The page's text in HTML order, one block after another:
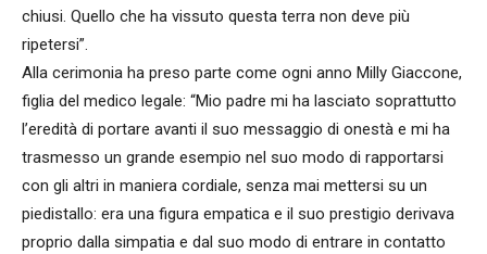
chiusi. Quello che ha vissuto questa terra non deve più
ripetersi”.
Alla cerimonia ha preso parte come ogni anno Milly Giaccone,
figlia del medico legale: “Mio padre mi ha lasciato soprattutto
l’eredità di portare avanti il suo messaggio di onestà e mi ha
trasmesso un grande esempio nel suo modo di rapportarsi
con gli altri in maniera cordiale, senza mai mettersi su un
piedistallo: era una figura empatica e il suo prestigio derivava
proprio dalla simpatia e dal suo modo di entrare in contatto